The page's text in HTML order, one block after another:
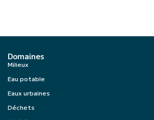
Domaines
Milieux
Eau potable
Eaux urbaines
Déchets